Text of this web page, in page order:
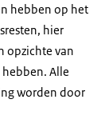
hebben op het
hier
opzichte van
Alle
worden door